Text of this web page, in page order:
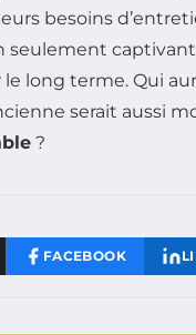
besoins
seulement
long terme. Qui
serait aussi
?
FACEBOOK